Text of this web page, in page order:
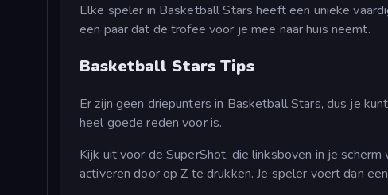
Elke speler in Basketball Stars heeft een unieke
een paar dat de trofee voor je mee naar huis neemt.
Basketball Stars Tips
Er zijn geen driepunters in Basketball Stars, dus je
heel goede reden voor is.
Kijk uit voor de SuperShot, die linksboven in je
activeren door op Z te drukken. Je speler voert dan